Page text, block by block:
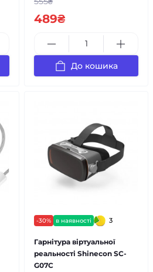
489₴
До кошика
-30% в наявності 3
Гарнітура віртуальної
реальності Shinecon SC-
G07C